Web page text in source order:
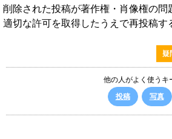
削除された投稿が著作権・肖像権の問
適切な許可を取得したうえで再投稿す
疑
他の人がよく使うキ
投稿
写真